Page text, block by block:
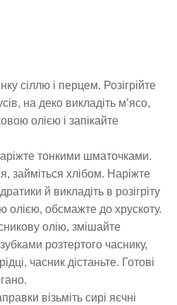
сіллю і перцем. Розігрійте
на деко викладіть м’ясо,
олією і запікайте
тонкими шматочками.
займіться хлібом. Наріжте
й викладіть в розігріту
олією, обсмажте до хрускоту.
олію, змішайте
розтертого часнику,
часник дістаньте. Готові
візьміть сирі яєчні